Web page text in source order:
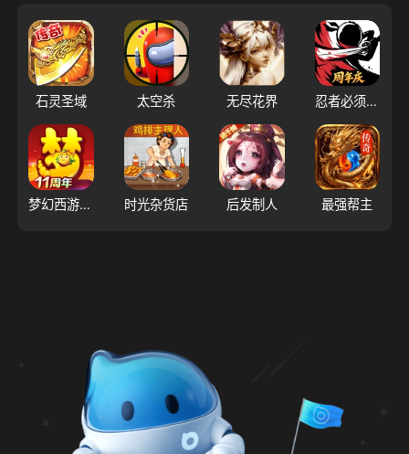
石灵圣域 太空杀 无尽花界 忍者必须死3
梦幻西游（大陆服） 时光杂货店 后发制人 最强帮主